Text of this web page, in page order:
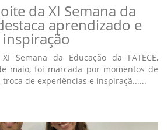
da XI Semana da
aprendizado e
inspiração
Semana da Educação da FATECE,
maio, foi marcada por momentos de
de experiências e inspiraçã......